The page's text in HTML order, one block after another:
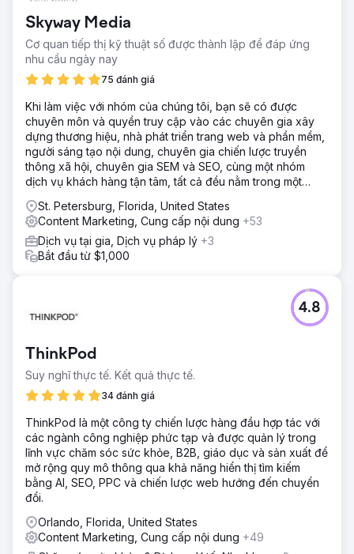
Skyway Media
Cơ quan tiếp thị kỹ thuật số được thành lập để đáp ứng
nhu cầu ngày nay
75 đánh giá
Khi làm việc với nhóm của chúng tôi, bạn sẽ có được
chuyên môn và quyền truy cập vào các chuyên gia xây
dựng thương hiệu, nhà phát triển trang web và phần mềm,
người sáng tạo nội dung, chuyên gia chiến lược truyền
thông xã hội, chuyên gia SEM và SEO, cùng một nhóm
dịch vụ khách hàng tận tâm, tất cả đều nằm trong một
St. Petersburg, Florida, United States
Content Marketing, Cung cấp nội dung +53
Dịch vụ tại gia, Dịch vụ pháp lý +3
Bắt đầu từ $1,000
ThinkPod
Suy nghĩ thực tế. Kết quả thực tế.
34 đánh giá
4.8
ThinkPod là một công ty chiến lược hàng đầu hợp tác với
các ngành công nghiệp phức tạp và được quản lý trong
lĩnh vực chăm sóc sức khỏe, B2B, giáo dục và sản xuất để
mở rộng quy mô thông qua khả năng hiển thị tìm kiếm
bằng AI, SEO, PPC và chiến lược web hướng đến chuyển
đổi.
Orlando, Florida, United States
Content Marketing, Cung cấp nội dung +49